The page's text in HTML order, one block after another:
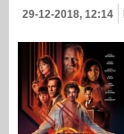
29-12-2018, 12:14